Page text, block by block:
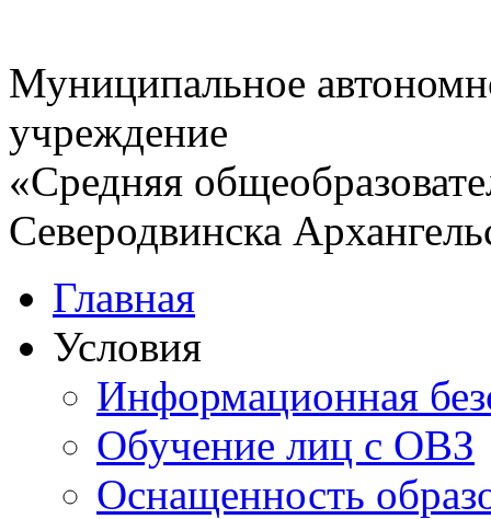
Муниципальное
учреждение
«Средняя
Северодвинска
Главная
Условия
Информационная
Обучение лиц с ОВЗ
Оснащенность